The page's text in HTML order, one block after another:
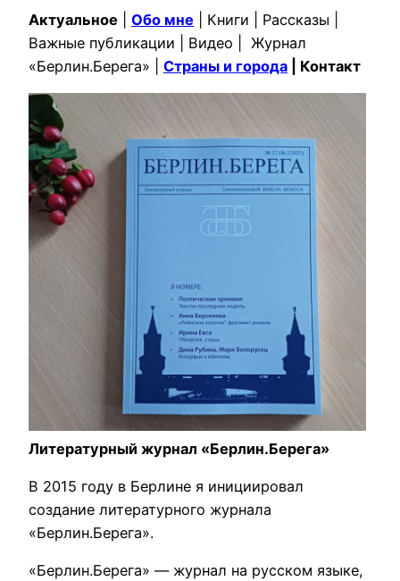
Актуальное Обо мне | Книги | Рассказы |
Важные публикации | Видео | Журнал
«Берлин.Берега» | Страны и города | Контакт
Литературный журнал «Берлин.Берега»
В 2015 году в Берлине я инициировал
создание литературного журнала
«Берлин.Берега».
«Берлин.Берега» — журнал на русском языке,